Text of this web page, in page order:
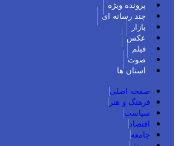
پرونده ویژه
چند رسانه ای
بازار
عکس
فیلم
صوت
استان ها
صفحه اصلی
فرهنگ و هنر
سیاست
اقتصاد
جامعه